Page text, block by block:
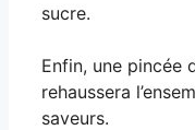
sucre.
Enfin, une pincée
rehaussera
saveurs.